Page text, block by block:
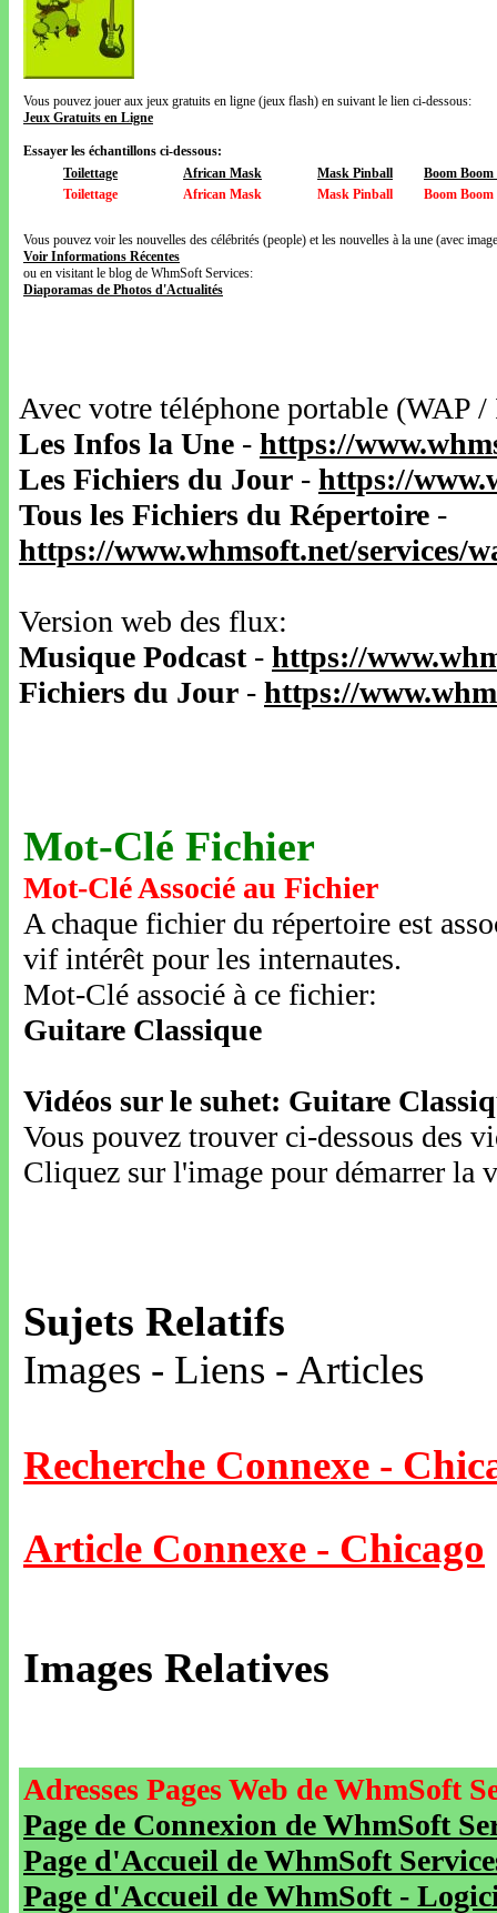
Vous pouvez jouer aux jeux gratuits en ligne (jeux flash) en suivant le lien ci-dessous:
Jeux Gratuits en Ligne
Essayer les échantillons ci-dessous:
Toilettage
African Mask Mask Pinball
Boom
Toilettage
African Mask Mask Pinball Boom
Vous pouvez voir les nouvelles des célébrités (people) et les nouvelles à la une (avec
Voir Informations Récentes
ou en visitant le blog de WhmSoft Services:
Diaporamas de Photos d'Actualités
Avec votre téléphone portable
Les Infos la Une - https://
Les Fichiers du Jour - https://
Tous les Fichiers du Répertoire -
https://www.whmsoft.net/services/
Version web des flux:
Musique Podcast- https://
Fichiers du Jour - https://
Mot-Clé Fichier
Mot-Clé Associé au Fichier
A chaque fichier du répertoire est
vif intérêt pour les internautes.
Mot-Clé associé à ce fichier:
Guitare Classique
Vidéos sur le suhet: Guitare
Vous pouvez trouver ci-dessous des
Cliquez sur l'image pour démarrer la
Sujets Relatifs
Images - Liens - Articles
Recherche Connexe -
Article Connexe - Chicago
Images Relatives
Adresses Pages Web de WhmSoft
Page de Connexion de WhmSoft
Page d'Accueil de WhmSoft
Page d'Accueil de WhmSoft -